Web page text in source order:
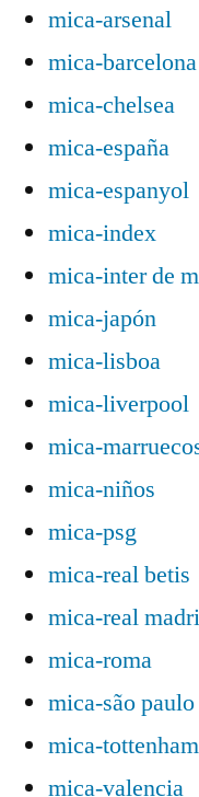
mica-arsenal
mica-barcelona
mica-chelsea
mica-españa
mica-espanyol
mica-index
mica-inter de
mica-japón
mica-lisboa
mica-liverpool
mica-
mica-niños
mica-psg
mica-real betis
mica-real
mica-roma
mica-são paulo
mica-tottenham
mica-valencia